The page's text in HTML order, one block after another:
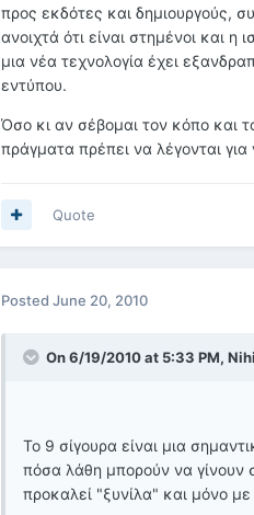
προς εκδότες και δημιουργούς,
ανοιχτά ότι είναι στημένοι και
μια νέα τεχνολογία έχει
εντύπου.
Όσο κι αν σέβομαι τον κόπο και
πράγματα πρέπει να λέγονται
Quote
Posted June 20, 2010
On 6/19/2010 at 5:33 PM,
To 9 σίγουρα είναι μια
πόσα λάθη μπορούν να γίνουν
προκαλεί "ξυνίλα" και μόνο